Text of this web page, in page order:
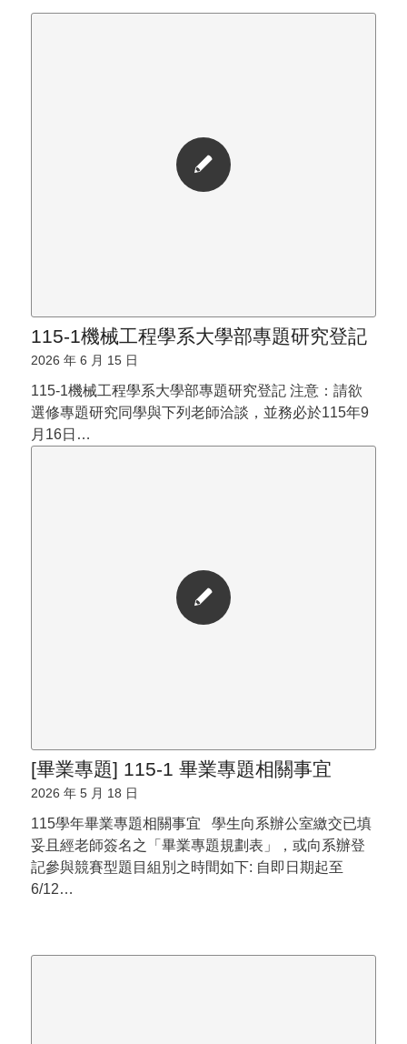
115-1機械工程學系大學部專題研究登記
2026 年 6 月 15 日
115-1機械工程學系大學部專題研究登記 注意：請欲
選修專題研究同學與下列老師洽談，並務必於115年9
月16日…
[畢業專題] 115-1 畢業專題相關事宜
2026 年 5 月 18 日
115學年畢業專題相關事宜 學生向系辦公室繳交已填
妥且經老師簽名之「畢業專題規劃表」，或向系辦登
記參與競賽型題目組別之時間如下: 自即日期起至
6/12…